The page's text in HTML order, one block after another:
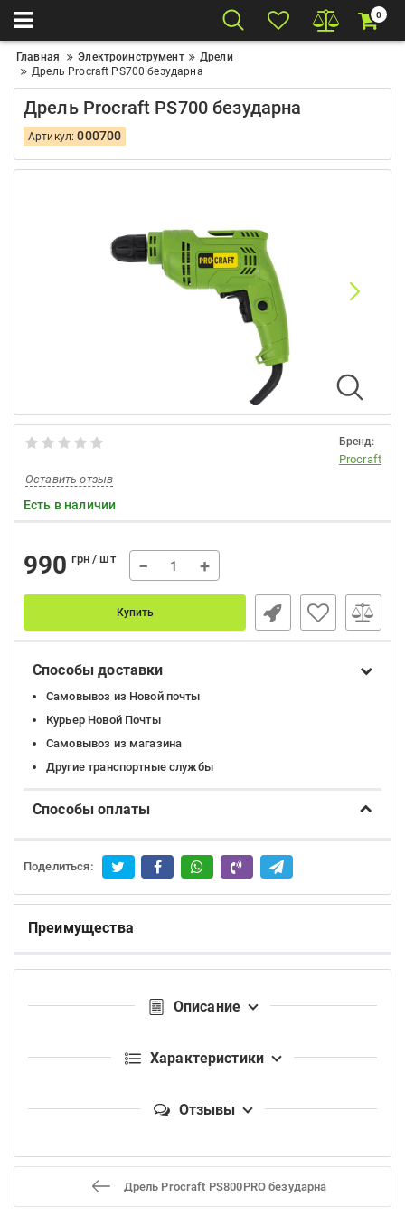
0
Главная Электроинструмент
Дрели
Дрель Procraft PS700 безударна
Дрель Procraft PS700 безударна
Артикул:000700
Бренд:
Procraft
Оставить отзыв
Есть в наличии
990 грн / шт − +
Купить
Способы доставки
Самовывоз из Новой почты
Курьер Новой Почты
Самовывоз из магазина
Другие транспортные службы
Способы оплаты
Поделиться:
Преимущества
Описание
Характеристики
Отзывы
Дрель Procraft PS800PRO безударна